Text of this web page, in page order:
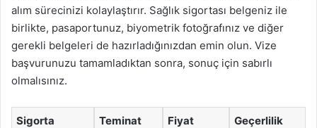
alım sürecinizi kolaylaştırır. Sağlık sigortası belgeniz ile
birlikte, pasaportunuz, biyometrik fotoğrafınız ve diğer
gerekli belgeleri de hazırladığınızdan emin olun. Vize
başvurunuzu tamamladıktan sonra, sonuç için sabırlı
olmalısınız.
Sigorta
Teminat
Fiyat
Geçerlilik